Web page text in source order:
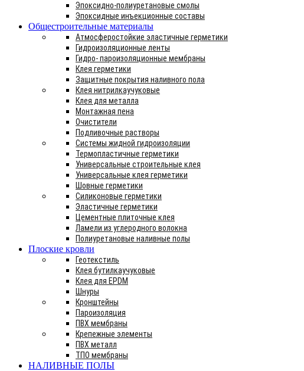
Эпоксидно-полиуретановые смолы
Эпоксидные инъекционные составы
Общестроительные материалы
Атмосферостойкие эластичные герметики
Гидроизоляционные ленты
Гидро- пароизоляционные мембраны
Клея герметики
Защитные покрытия наливного пола
Клея нитрилкаучуковые
Клея для металла
Монтажная пена
Очистители
Подливочные растворы
Системы жидной гидроизоляции
Термопластичные герметики
Универсальные строительные клея
Универсальные клея герметики
Шовные герметики
Силиконовые герметики
Эластичные герметики
Цементные плиточные клея
Ламели из углеродного волокна
Полиуретановые наливные полы
Плоские кровли
Геотекстиль
Клея бутилкаучуковые
Клея для EPDM
Шнуры
Кронштейны
Пароизоляция
ПВХ мембраны
Крепежные элементы
ПВХ металл
ТПО мембраны
НАЛИВНЫЕ ПОЛЫ